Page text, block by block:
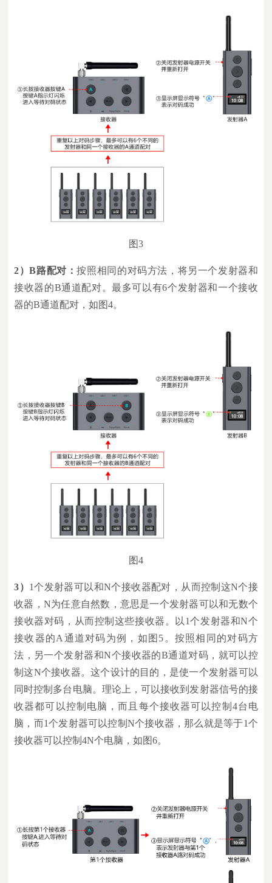
图3
2）B路配对：按照相同的对码方法，将另一个发射器和
接收器的B通道配对。最多可以有6个发射器和一个接收
器的B通道配对，如图4。
图4
3） 1个发射器可以和N个接收器配对，从而控制这N个接
收器，N为任意自然数，意思是一个发射器可以和无数个
接收器对码，从而控制这些接收器。以1个发射器和N个
接收器的A通道对码为例，如图5。按照相同的对码方
法，另一个发射器和N个接收器的B通道对码，就可以控
制这N个接收器。这个设计的目的，是使一个发射器可以
同时控制多台电脑。理论上，可以接收到发射器信号的接
收器都可以控制电脑，而且每个接收器可以控制4台电
脑，而1个发射器可以控制N个接收器，那么就是等于1个
接收器可以控制4N个电脑，如图6。